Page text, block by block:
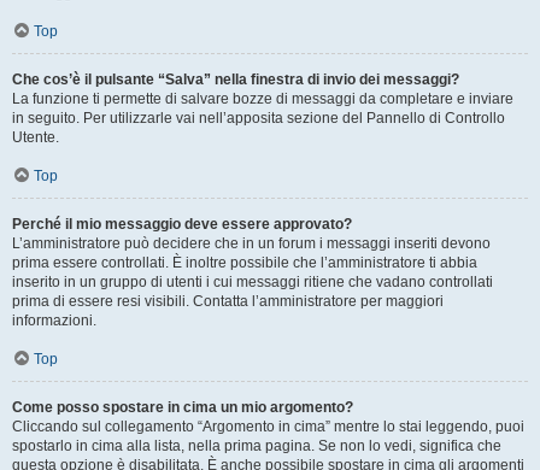
Top
Che cos’è il pulsante “Salva” nella finestra di invio dei messaggi?
La funzione ti permette di salvare bozze di messaggi da completare e inviare
in seguito. Per utilizzarle vai nell’apposita sezione del Pannello di Controllo
Utente.
Top
Perché il mio messaggio deve essere approvato?
L’amministratore può decidere che in un forum i messaggi inseriti devono
prima essere controllati. È inoltre possibile che l’amministratore ti abbia
inserito in un gruppo di utenti i cui messaggi ritiene che vadano controllati
prima di essere resi visibili. Contatta l’amministratore per maggiori
informazioni.
Top
Come posso spostare in cima un mio argomento?
Cliccando sul collegamento “Argomento in cima” mentre lo stai leggendo, puoi
spostarlo in cima alla lista, nella prima pagina. Se non lo vedi, significa che
questa opzione è disabilitata. È anche possibile spostare in cima gli argomenti